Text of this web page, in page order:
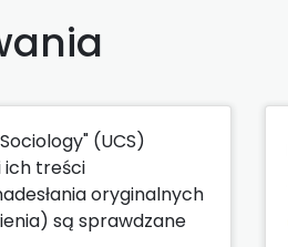
(UCS)
ich treści
oryginalnych
są sprawdzane